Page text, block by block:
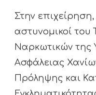
Στην
αστυνομικοί
Ναρκωτικών της
Ασφάλειας
Πρόληψης και